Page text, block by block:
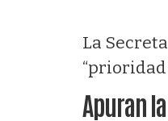
La
“prioridad
Apuran